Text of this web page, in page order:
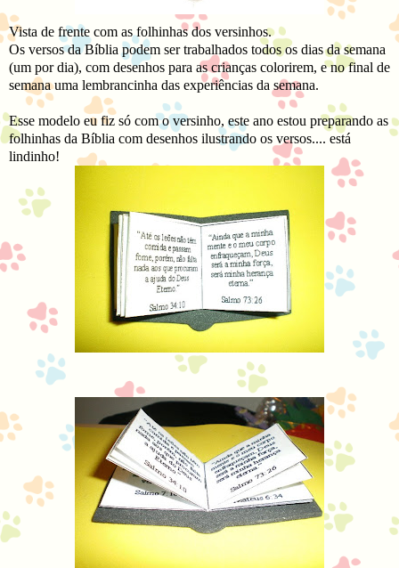
Vista de frente com as folhinhas dos versinhos.
Os versos da Bíblia podem ser trabalhados todos os dias da semana
(um por dia), com desenhos para as crianças colorirem, e no final de
semana uma lembrancinha das experiências da semana.
Esse modelo eu fiz só com o versinho, este ano estou preparando as
folhinhas da Bíblia com desenhos ilustrando os versos.... está
lindinho!